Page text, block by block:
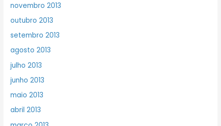
novembro 2013
outubro 2013
setembro 2013
agosto 2013
julho 2013
junho 2013
maio 2013
abril 2013